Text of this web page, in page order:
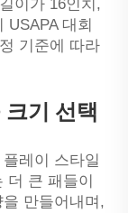
이가 16인치,
USAPA 대회
기준에 따라
기 선택
레이 스타일
더 큰 패들이
만들어내며,